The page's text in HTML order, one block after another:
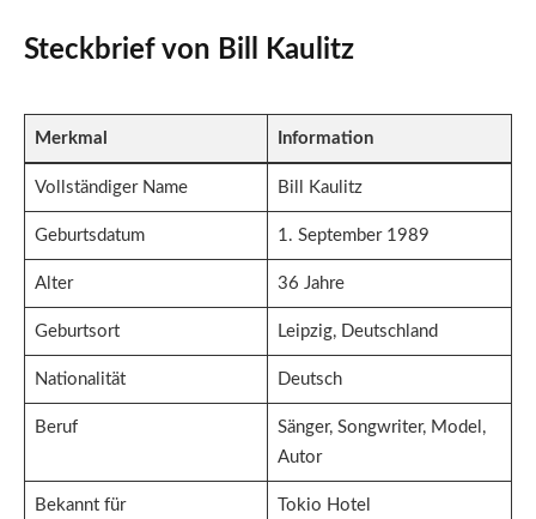
Steckbrief von Bill Kaulitz
Merkmal Information
Vollständiger Name Bill Kaulitz
Geburtsdatum 1. September 1989
Alter 36 Jahre
Geburtsort Leipzig, Deutschland
Nationalität Deutsch
Beruf
Sänger, Songwriter, Model,
Autor
Bekannt für Tokio Hotel